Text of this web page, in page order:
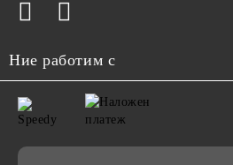
Ние работим с